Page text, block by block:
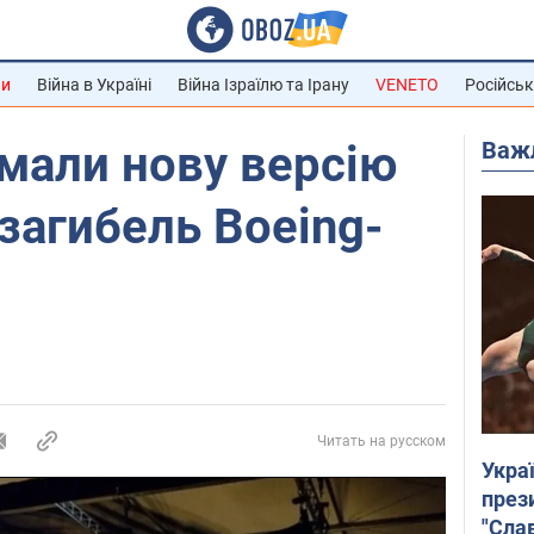
Війна в Україні Війна Ізраїлю та Ірану VENETO
нову версію
Boeing-
Читать на русском